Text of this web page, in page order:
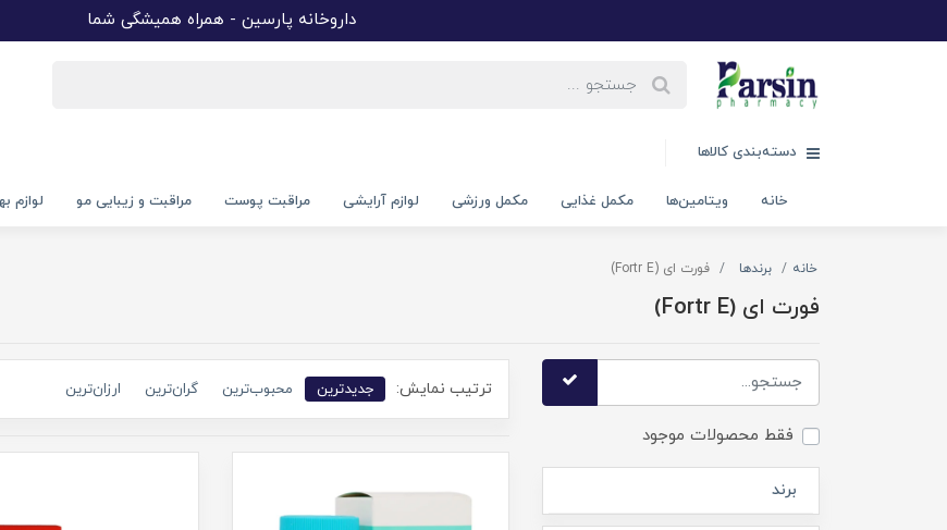
داروخانه پارسین - همراه همیشگی شما
دسته‌بندی کالاها
خانه ویتامین‌ها مکمل غذایی مکمل ورزشی لوازم آرایشی مراقبت پوست مراقبت و زیبایی مو لوازم
خانه برندها فورت ای (Fortr E)
فورت ای (Fortr E)
فقط محصولات موجود
برند
ترتیب نمایش: جدیدترین محبوب‌ترین گران‌ترین ارزان‌ترین